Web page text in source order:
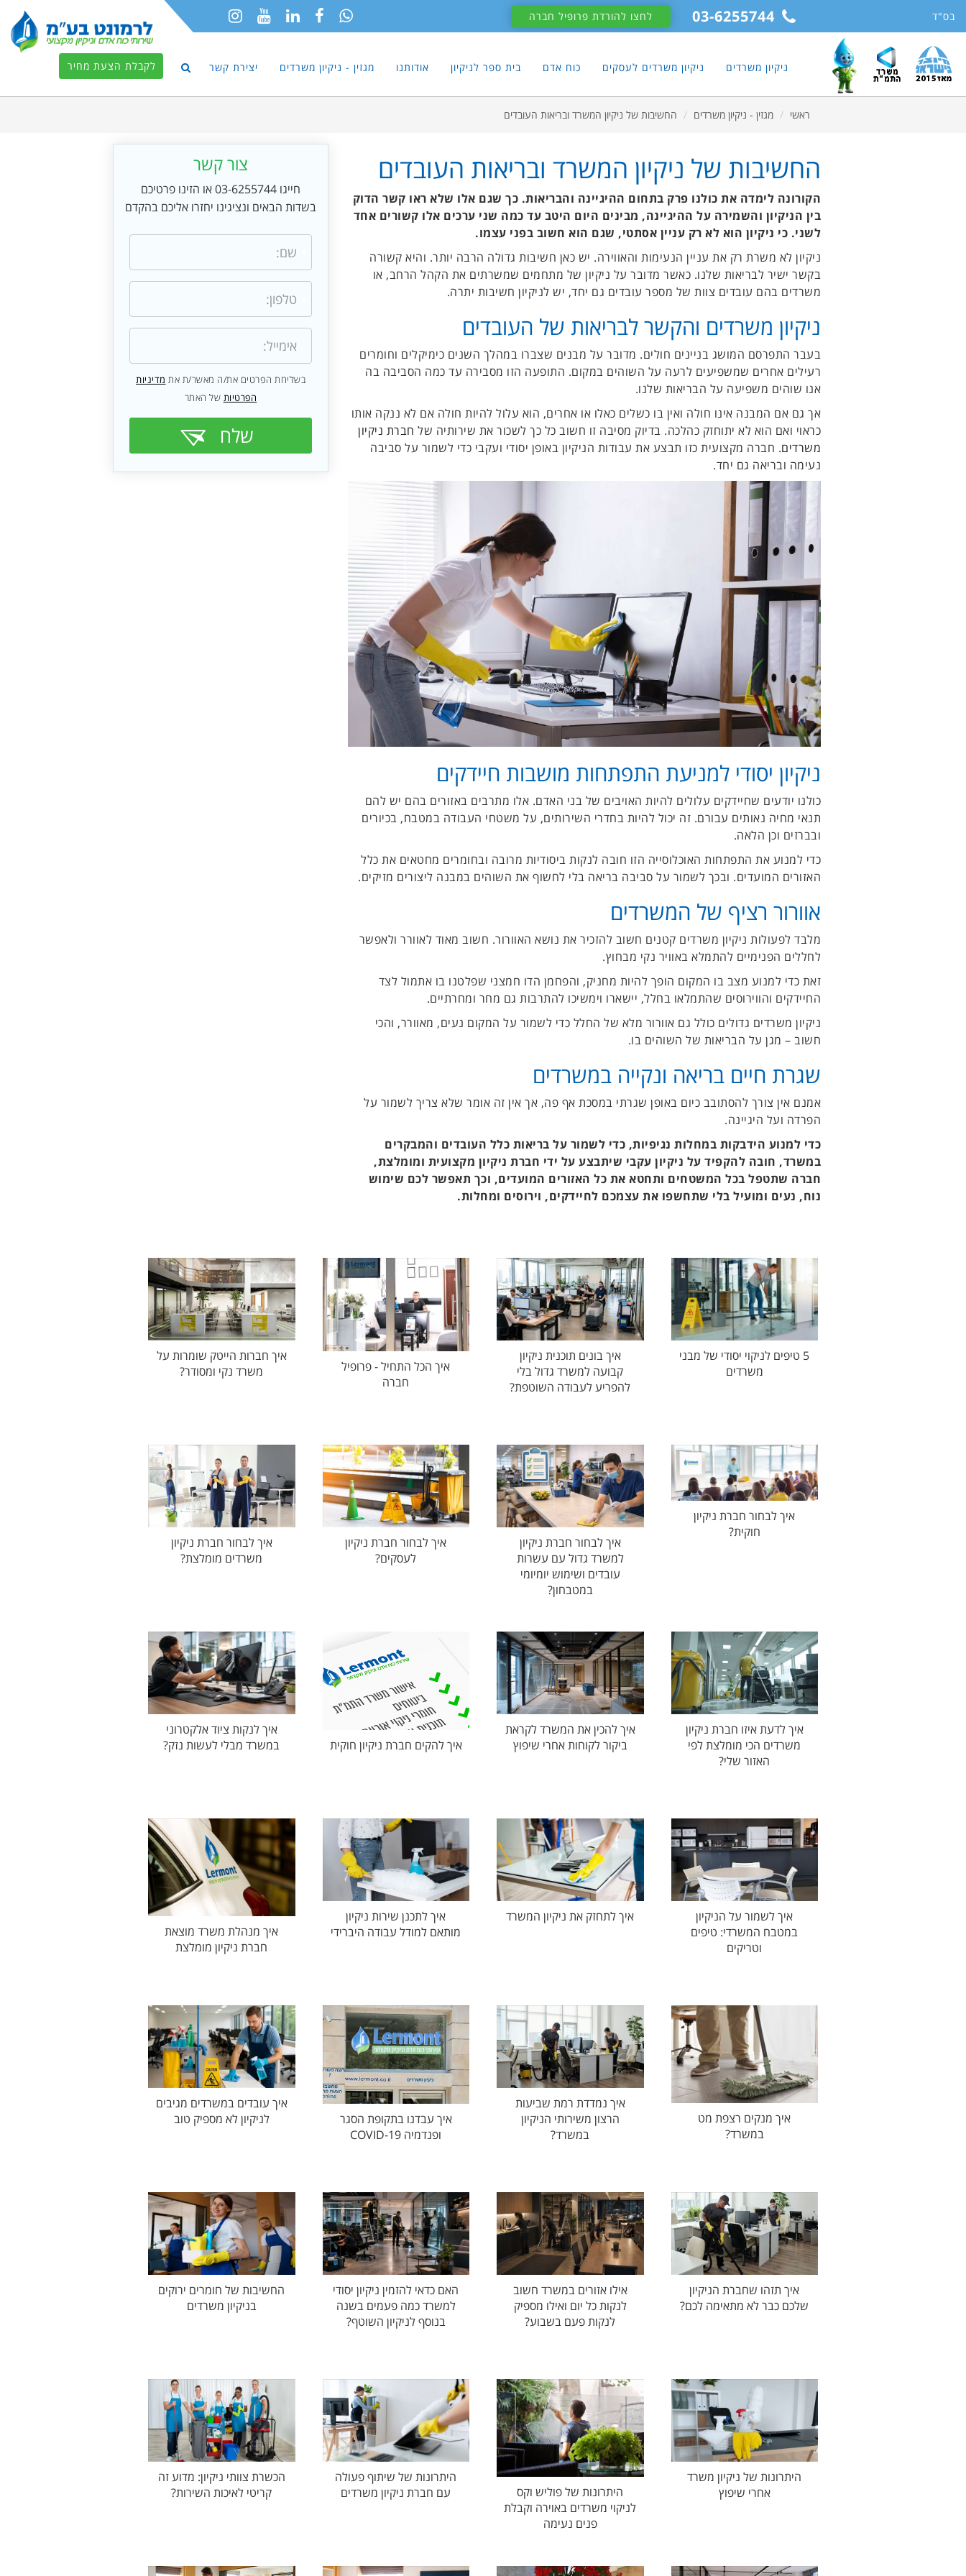
בס"ד 03-6255744 לחצו להורדת פרופיל חברה
ניקיון משרדים ניקיון משרדים לעסקים כוח אדם בית ספר לניקיון אודותנו מגזין - ניקיון משרדים יצירת קשר לקבלת הצעת מחיר
ראשי מגזין - ניקיון משרדים החשיבות של ניקיון המשרד ובריאות העובדים
צור קשר
חייגו 03-6255744 או הזינו פרטיכם
בשדות הבאים ונציגינו יחזרו אליכם בהקדם
בשליחת הפרטים את/ה מאשר/ת את מדיניות
הפרטיות של האתר
שלח
החשיבות של ניקיון המשרד ובריאות העובדים
הקורונה לימדה את כולנו פרק בתחום ההיגיינה והבריאות. כך שגם אלו שלא ראו קשר הדוק
בין הניקיון והשמירה על ההיגיינה, מבינים היום היטב עד כמה שני ערכים אלו קשורים אחד
לשני. כי ניקיון הוא לא רק עניין אסתטי, שגם הוא חשוב בפני עצמו.
ניקיון לא משרת רק את עניין הנעימות והאווירה. יש כאן חשיבות גדולה הרבה יותר. והיא קשורה
בקשר ישיר לבריאות שלנו. כאשר מדובר על ניקיון של מתחמים שמשרתים את הקהל הרחב, או
משרדים בהם עובדים צוות של מספר עובדים גם יחד, יש לניקיון חשיבות יתרה.
ניקיון משרדים והקשר לבריאות של העובדים
בעבר התפרסם המושג בניינים חולים. מדובר על מבנים שצברו במהלך השנים כימיקלים וחומרים
רעילים אחרים שמשפיעים לרעה על השוהים במקום. התופעה הזו מסבירה עד כמה הסביבה בה
אנו שוהים משפיעה על הבריאות שלנו.
אך גם אם המבנה אינו חולה ואין בו כשלים כאלו או אחרים, הוא עלול להיות חולה אם לא ננקה אותו
כראוי ואם הוא לא יתוחזק כהלכה. בדיוק מסיבה זו חשוב כל כך לשכור את שירותיה של חברת ניקיון
משרדים. חברה מקצועית כזו תבצע את עבודות הניקיון באופן יסודי ועקבי כדי לשמור על סביבה
נעימה ובריאה גם יחד.
ניקיון יסודי למניעת התפתחות מושבות חיידקים
כולנו יודעים שחיידקים עלולים להיות האויבים של בני האדם. אלו מתרבים באזורים בהם יש להם
תנאי מחיה נאותים עבורם. זה יכול להיות בחדרי השירותים, על משטחי העבודה במטבח, בכיורים
ובברזים וכן הלאה.
כדי למנוע את התפתחות האוכלוסייה הזו חובה לנקות ביסודיות מרובה ובחומרים מחטאים את כלל
האזורים המועדים. ובכך לשמור על סביבה בריאה בלי לחשוף את השוהים במבנה ליצורים מזיקים.
אוורור רציף של המשרדים
מלבד לפעולות ניקיון משרדים קטנים חשוב להזכיר את נושא האוורור. חשוב מאוד לאוורר ולאפשר
לחללים הפנימיים להתמלא באוויר נקי מבחוץ.
זאת כדי למנוע מצב בו המקום הופך להיות מחניק, והפחמן הדו חמצני שפלטנו בו אתמול לצד
החיידקים והווירוסים שהתמלאו בחלל, יישארו וימשיכו להתרבות גם מחר ומחרתיים.
ניקיון משרדים גדולים כולל גם אוורור מלא של החלל כדי לשמור על המקום נעים, מאוורר, והכי
חשוב – מגן על הבריאות של השוהים בו.
שגרת חיים בריאה ונקייה במשרדים
אמנם אין צורך להסתובב כיום באופן שגרתי במסכת אף פה, אך אין זה אומר שלא צריך לשמור על
הפרדה ועל היגיינה.
כדי למנוע הידבקות במחלות נגיפיות, כדי לשמור על בריאות כלל העובדים והמבקרים
במשרד, חובה להקפיד על ניקיון עקבי שיתבצע על ידי חברת ניקיון מקצועית ומומלצת,
חברה שתטפל בכל המשטחים ותחטא את כל האזורים המועדים, וכך תאפשר לכם שימוש
נוח, נעים ומועיל בלי שתחשפו את עצמכם לחיידקים, וירוסים ומחלות.
5 טיפים לניקוי יסודי של מבני
משרדים
איך בונים תוכנית ניקיון
קבועה למשרד גדול בלי
להפריע לעבודה השוטפת?
איך הכל התחיל - פרופיל
חברה
איך חברות הייטק שומרות על
משרד נקי ומסודר?
איך לבחור חברת ניקיון
חוקית?
איך לבחור חברת ניקיון
למשרד גדול עם עשרות
עובדים ושימוש יומיומי
במטבחון?
איך לבחור חברת ניקיון
לעסקים?
איך לבחור חברת ניקיון
משרדים מומלצת?
איך לדעת איזו חברת ניקיון
משרדים הכי מומלצת לפי
האזור שלי?
איך להכין את המשרד לקראת
ביקור לקוחות אחרי שיפוץ
איך להקים חברת ניקיון חוקית
איך לנקות ציוד אלקטרוני
במשרד מבלי לעשות נזק?
איך לשמור על הניקיון
במטבח המשרדי: טיפים
וטריקים
איך לתחזק את ניקיון המשרד
איך לתכנן שירות ניקיון
מותאם למודל עבודה היברידי
איך מנהלת משרד מוצאת
חברת ניקיון מומלצת
איך מנקים רצפת מט
במשרד?
איך נמדדת רמת שביעות
הרצון משירותי הניקיון
במשרד?
איך עבדנו בתקופת הסגר
ופנדמיה COVID-19
איך עובדים במשרדים מגיבים
לניקיון לא מספיק טוב
איך תזהו שחברת הניקיון
שלכם כבר לא מתאימה לכם?
אילו אזורים במשרד חשוב
לנקות כל יום ואילו מספיק
לנקות פעם בשבוע?
האם כדאי להזמין ניקיון יסודי
למשרד כמה פעמים בשנה
בנוסף לניקיון השוטף?
החשיבות של חומרים ירוקים
בניקיון משרדים
היתרונות של ניקיון משרד
אחרי שיפוץ
היתרונות של פוליש וקס
לניקוי משרדים באוירה וקבלת
פנים נעימה
היתרונות של שיתוף פעולה
עם חברת ניקיון משרדים
הכשרת צוותי ניקיון: מדוע זה
קריטי לאיכות השירות?